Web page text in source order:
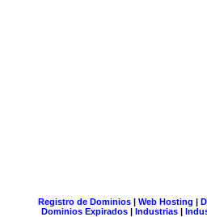
Registro de Dominios| Web Hosting |
Dominios Expirados | Industrias |